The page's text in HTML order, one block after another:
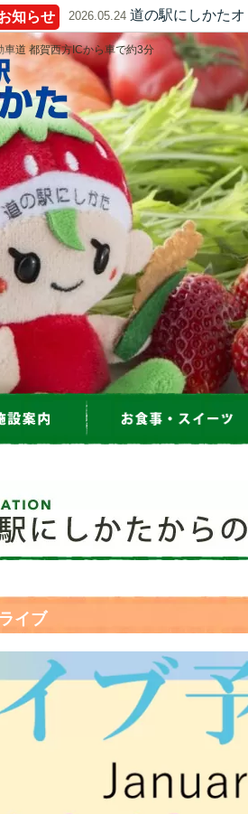
知らせ 2026.05.24 道の駅にしかた
道 都賀西方ICから車で約3分
イブ